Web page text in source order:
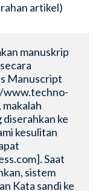
artikel)
manuskrip
Manuscript
www.techno-
ke
kesulitan
Saat
sistem
Kata sandi ke